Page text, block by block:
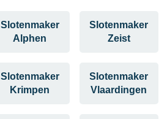
Slotenmaker
Alphen
Slotenmaker
Zeist
Slotenmaker
Krimpen
Slotenmaker
Vlaardingen